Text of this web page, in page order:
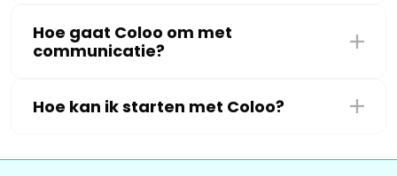
Hoe gaat Coloo om met
communicatie?
Hoe kan ik starten met Coloo?